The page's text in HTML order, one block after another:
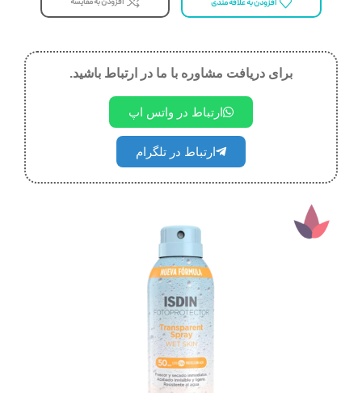
افزودن به علاقه مندی افزودن به مقایسه
برای دریافت مشاوره با ما در ارتباط باشید.
ارتباط در واتس اپ
ارتباط در تلگرام